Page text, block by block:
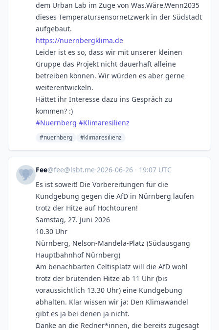
dem Urban Lab im Zuge von Was.Wäre.Wenn2035
dieses Temperatursensornetzwerk in der Südstadt
aufgebaut.
https://nuernbergklima.de
Leider ist es so, dass wir mit unserer kleinen
Gruppe das Projekt nicht dauerhaft alleine
betreiben können. Wir würden es aber gerne
weiterentwickeln.
Hättet ihr Interesse dazu ins Gespräch zu
kommen? :)
#Nuernberg #Klimaresilienz
#nuernberg #klimaresilienz
Fee@fee@lsbt.me·2026-06-26 · 19:07 UTC
Es ist soweit! Die Vorbereitungen für die
Kundgebung gegen die AfD in Nürnberg laufen
trotz der Hitze auf Hochtouren!
Samstag, 27. Juni 2026
10.30 Uhr
Nürnberg, Nelson-Mandela-Platz (Südausgang
Hauptbahnhof Nürnberg)
Am benachbarten Celtisplatz will die AfD wohl
trotz der brütenden Hitze ab 11 Uhr (bis
voraussichtlich 13.30 Uhr) eine Kundgebung
abhalten. Klar wissen wir ja: Den Klimawandel
gibt es ja bei denen ja nicht.
Danke an die Redner*innen, die bereits zugesagt